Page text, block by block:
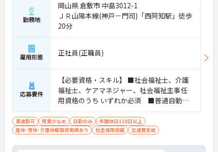
勤務地
岡山県 倉敷市 中島3012-1
ＪＲ山陽本線(神戸－門司)「西阿知駅」徒歩
20分
雇用形態 正社員(正職員)
応募要件
【必要資格・スキル】 ■社会福祉士、介護
福祉士、ケアマネジャー、社会福祉主事任
用資格のうち いずれか必須 ■普通自動車
運転免許（AT限定可） ■PCスキル（ワー
ド、エクセルの基本的な操作レベルで可）
車通勤可 残業少なめ 日勤のみ
年間休日110日以上
産休･育休･介護休暇取得実績あり
社会保険完備 交通費支給